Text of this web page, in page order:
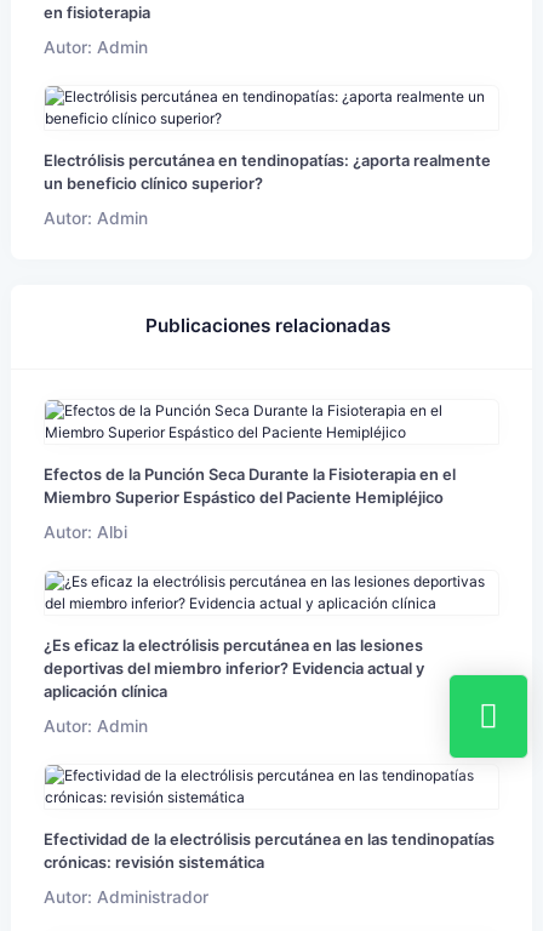
en fisioterapia
Autor: Admin
Electrólisis percutánea en tendinopatías: ¿aporta realmente
un beneficio clínico superior?
Autor: Admin
Publicaciones relacionadas
Efectos de la Punción Seca Durante la Fisioterapia en el
Miembro Superior Espástico del Paciente Hemipléjico
Autor: Albi
¿Es eficaz la electrólisis percutánea en las lesiones
deportivas del miembro inferior? Evidencia actual y
aplicación clínica
Autor: Admin
Efectividad de la electrólisis percutánea en las tendinopatías
crónicas: revisión sistemática
Autor: Administrador